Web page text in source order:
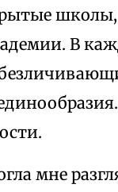
В
мне